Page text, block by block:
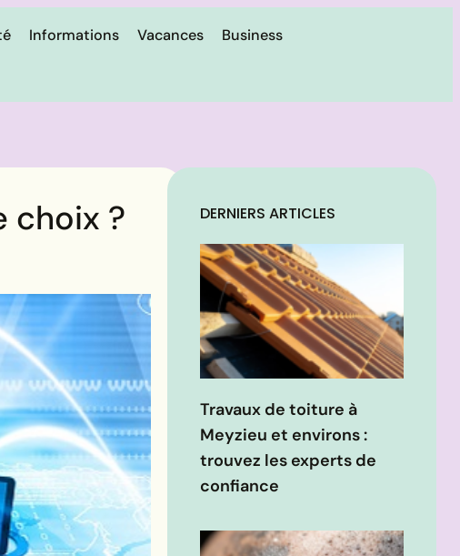
Informations Vacances
Business
choix ? DERNIERS ARTICLES
Travaux de toiture à
Meyzieu et environs :
trouvez les experts de
confiance